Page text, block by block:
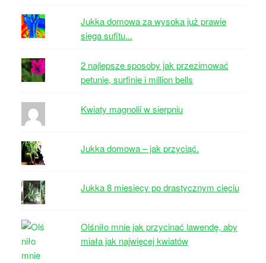
Jukka domowa za wysoka już prawie
sięga sufitu...
2 najlepsze sposoby jak przezimować
petunie, surfinie i million bells
Kwiaty magnolii w sierpniu
Jukka domowa – jak przyciąć.
Jukka 8 miesięcy po drastycznym cięciu
Olśniło mnie jak przycinać lawendę, aby
miała jak najwięcej kwiatów